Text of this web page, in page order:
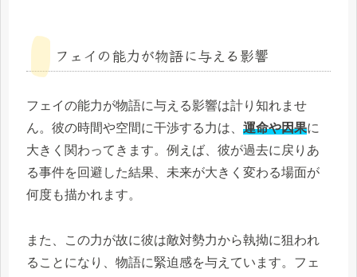
フェイの能力が物語に与える影響
フェイの能力が物語に与える影響は計り知れませ
ん。彼の時間や空間に干渉する力は、 運命や因果に
大きく関わってきます。例えば、彼が過去に戻りあ
る事件を回避した結果、未来が大きく変わる場面が
何度も描かれます。
また、この力が故に彼は敵対勢力から執拗に狙われ
ることになり、物語に緊迫感を与えています。フェ